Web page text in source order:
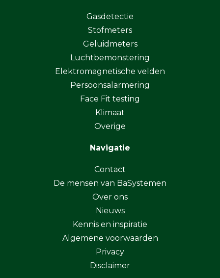
Gasdetectie
Stofmeters
Geluidmeters
Luchtbemonstering
Elektromagnetische velden
Persoonsalarmering
Face Fit testing
Klimaat
Overige
Navigatie
Contact
De mensen van BaSystemen
Over ons
Nieuws
Kennis en inspiratie
Algemene voorwaarden
Privacy
Disclaimer